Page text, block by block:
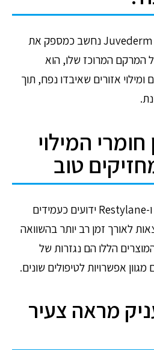
בין חומרי המילוי הזמינים, Juvederm נחשב כמספק את
המרקם המרוכז שלו, הוא
אזורים שאיבדו נפח, תוך
המילוי
טוב
חומרי המילוי Juvederm ו-Restylane ידועים כעמידים
לאורך זמן רב יותר בהשוואה
הללו הם נגזרות של
אפשרויות לטיפולים שונים.
מראה צעיר